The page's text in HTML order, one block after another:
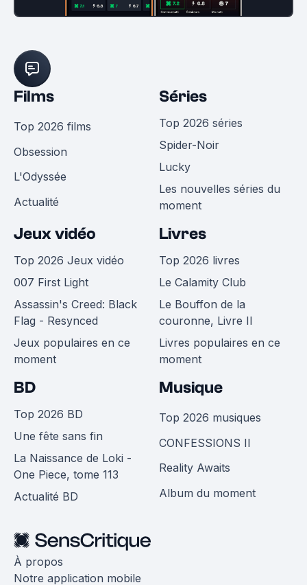
Films
Top 2026 films
Obsession
L'Odyssée
Actualité
Séries
Top 2026 séries
Spider-Noir
Lucky
Les nouvelles séries du
moment
Jeux vidéo
Top 2026 Jeux vidéo
007 First Light
Assassin's Creed: Black
Flag - Resynced
Jeux populaires en ce
moment
Livres
Top 2026 livres
Le Calamity Club
Le Bouffon de la
couronne, Livre II
Livres populaires en ce
moment
BD
Top 2026 BD
Une fête sans fin
La Naissance de Loki -
One Piece, tome 113
Actualité BD
Musique
Top 2026 musiques
CONFESSIONS II
Reality Awaits
Album du moment
À propos
Notre application mobile